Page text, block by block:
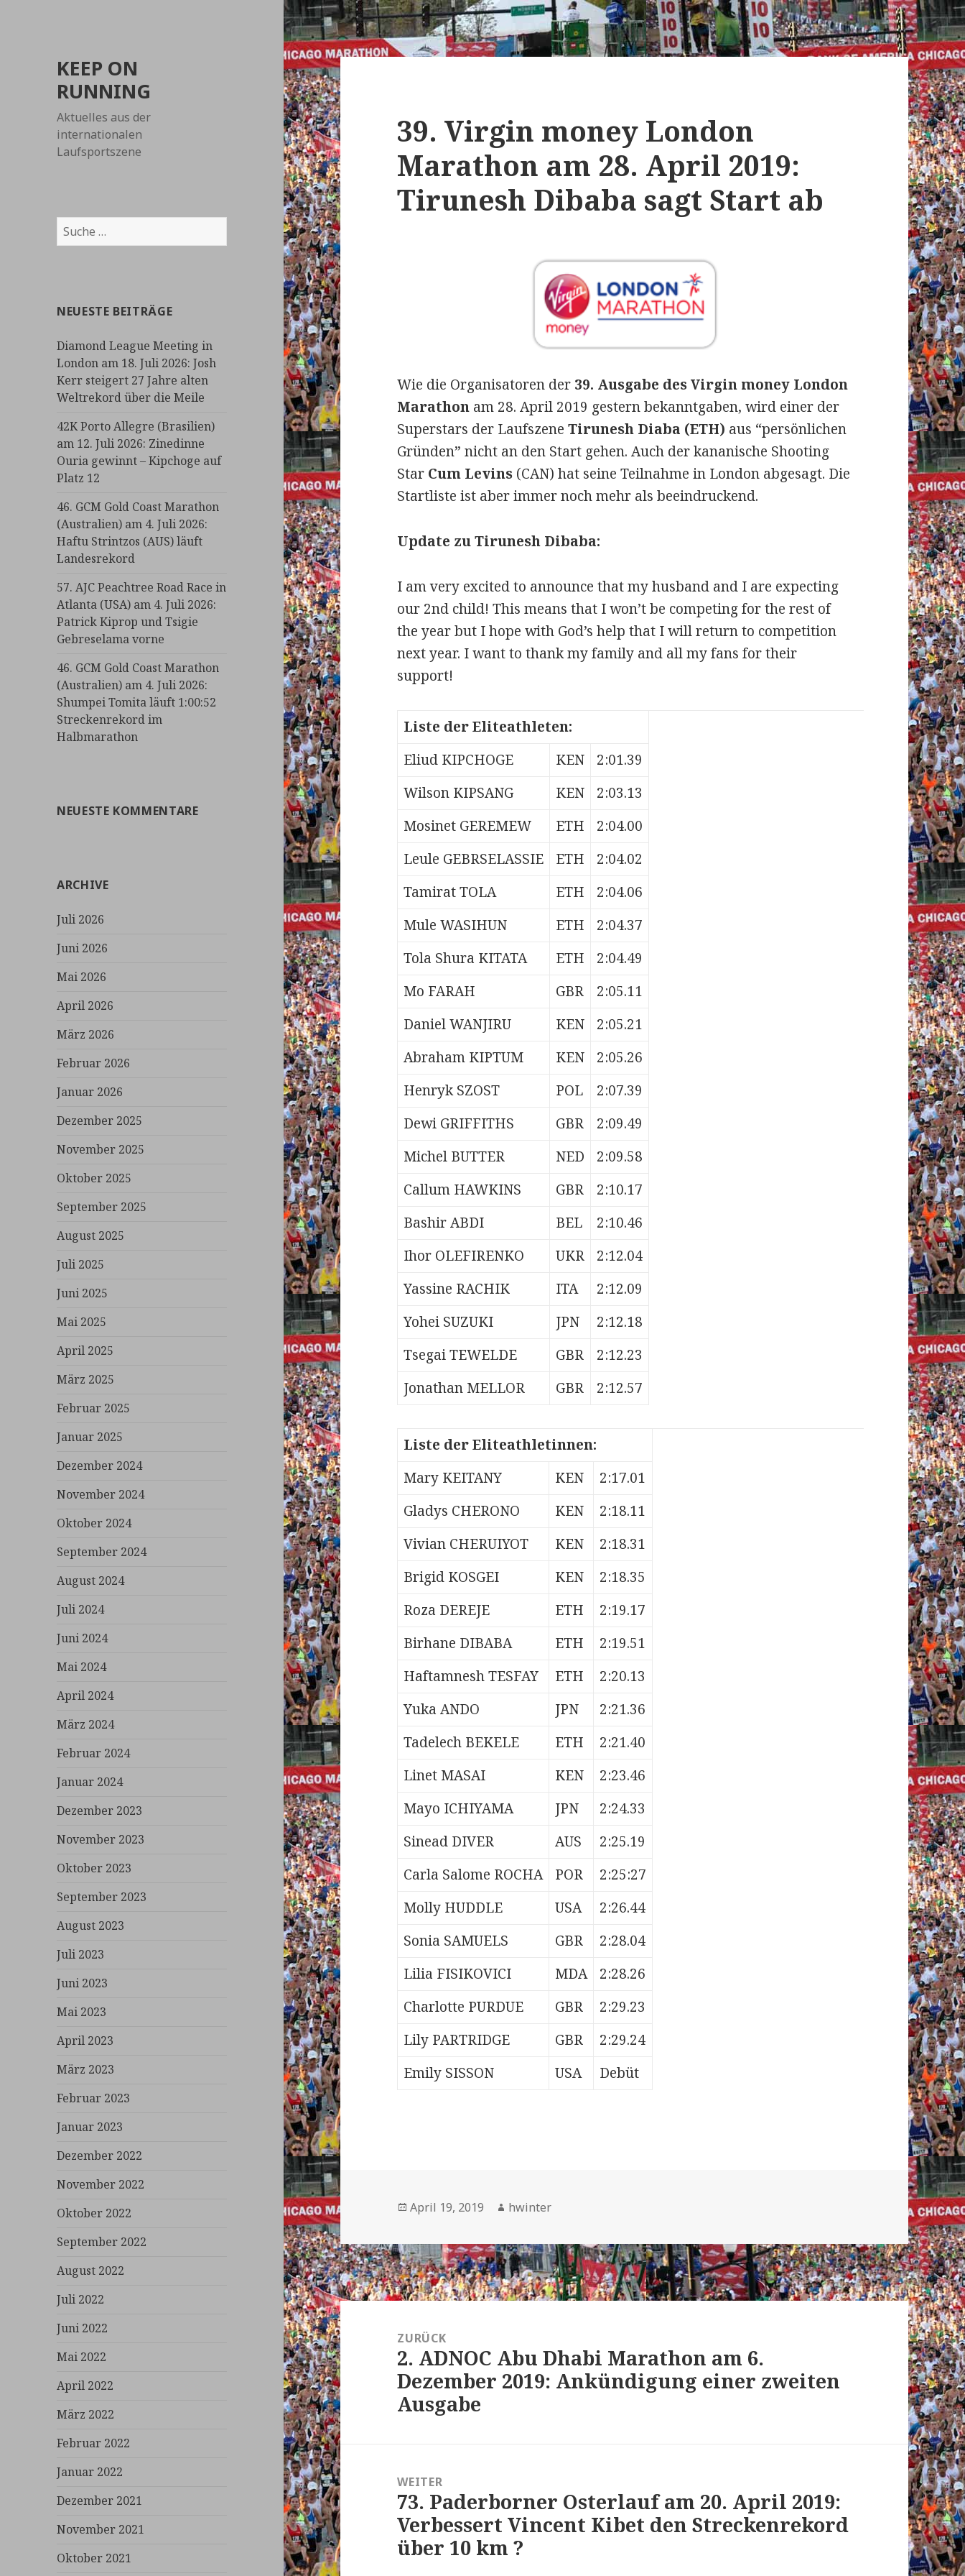
KEEP ON
RUNNING
Aktuelles aus der
internationalen
Laufsportszene
Suche
nach:
NEUESTE BEITRÄGE
Diamond League Meeting in
London am 18. Juli 2026: Josh
Kerr steigert 27 Jahre alten
Weltrekord über die Meile
42K Porto Allegre (Brasilien)
am 12. Juli 2026: Zinedinne
Ouria gewinnt – Kipchoge auf
Platz 12
46. GCM Gold Coast Marathon
(Australien) am 4. Juli 2026:
Haftu Strintzos (AUS) läuft
Landesrekord
57. AJC Peachtree Road Race in
Atlanta (USA) am 4. Juli 2026:
Patrick Kiprop und Tsigie
Gebreselama vorne
46. GCM Gold Coast Marathon
(Australien) am 4. Juli 2026:
Shumpei Tomita läuft 1:00:52
Streckenrekord im
Halbmarathon
NEUESTE KOMMENTARE
ARCHIVE
Juli 2026
Juni 2026
Mai 2026
April 2026
März 2026
Februar 2026
Januar 2026
Dezember 2025
November 2025
Oktober 2025
September 2025
August 2025
Juli 2025
Juni 2025
Mai 2025
April 2025
März 2025
Februar 2025
Januar 2025
Dezember 2024
November 2024
Oktober 2024
September 2024
August 2024
Juli 2024
Juni 2024
Mai 2024
April 2024
März 2024
Februar 2024
Januar 2024
Dezember 2023
November 2023
Oktober 2023
September 2023
August 2023
Juli 2023
Juni 2023
Mai 2023
April 2023
März 2023
Februar 2023
Januar 2023
Dezember 2022
November 2022
Oktober 2022
September 2022
August 2022
Juli 2022
Juni 2022
Mai 2022
April 2022
März 2022
Februar 2022
Januar 2022
Dezember 2021
November 2021
Oktober 2021
39. Virgin money London
Marathon am 28. April 2019:
Tirunesh Dibaba sagt Start ab
Wie die Organisatoren der 39. Ausgabe des Virgin money London
Marathon am 28. April 2019 gestern bekanntgaben, wird einer der
Superstars der Laufszene Tirunesh Diaba (ETH) aus “persönlichen
Gründen” nicht an den Start gehen. Auch der kananische Shooting
Star Cum Levins (CAN) hat seine Teilnahme in London abgesagt. Die
Startliste ist aber immer noch mehr als beeindruckend.
Update zu Tirunesh Dibaba:
I am very excited to announce that my husband and I are expecting
our 2nd child! This means that I won’t be competing for the rest of
the year but I hope with God’s help that I will return to competition
next year. I want to thank my family and all my fans for their
support!
Liste der Eliteathleten:
Eliud KIPCHOGE
KEN
2:01.39
Wilson KIPSANG
KEN
2:03.13
Mosinet GEREMEW
ETH
2:04.00
Leule GEBRSELASSIE
ETH
2:04.02
Tamirat TOLA
ETH
2:04.06
Mule WASIHUN
ETH
2:04.37
Tola Shura KITATA
ETH
2:04.49
Mo FARAH
GBR
2:05.11
Daniel WANJIRU
KEN
2:05.21
Abraham KIPTUM
KEN
2:05.26
Henryk SZOST
POL
2:07.39
Dewi GRIFFITHS
GBR
2:09.49
Michel BUTTER
NED
2:09.58
Callum HAWKINS
GBR
2:10.17
Bashir ABDI
BEL
2:10.46
Ihor OLEFIRENKO
UKR
2:12.04
Yassine RACHIK
ITA
2:12.09
Yohei SUZUKI
JPN
2:12.18
Tsegai TEWELDE
GBR
2:12.23
Jonathan MELLOR
GBR 2:12.57
Liste der Eliteathletinnen:
Mary KEITANY
KEN
2:17.01
Gladys CHERONO
KEN
2:18.11
Vivian CHERUIYOT
KEN
2:18.31
Brigid KOSGEI
KEN
2:18.35
Roza DEREJE
ETH
2:19.17
Birhane DIBABA
ETH
2:19.51
Haftamnesh TESFAY
ETH
2:20.13
Yuka ANDO
JPN
2:21.36
Tadelech BEKELE
ETH
2:21.40
Linet MASAI
KEN
2:23.46
Mayo ICHIYAMA
JPN
2:24.33
Sinead DIVER
AUS
2:25.19
Carla Salome ROCHA
POR
2:25:27
Molly HUDDLE
USA
2:26.44
Sonia SAMUELS
GBR
2:28.04
Lilia FISIKOVICI
MDA
2:28.26
Charlotte PURDUE
GBR
2:29.23
Lily PARTRIDGE
GBR
2:29.24
Emily SISSON
USA Debüt
Veröffentlicht
April 19, 2019 Autor
hwinter
Beitrags-
NavigationZURÜCK
Vorheriger
Beitrag:
2. ADNOC Abu Dhabi Marathon am 6.
Dezember 2019: Ankündigung einer zweiten
Ausgabe
WEITER
Nächster
Beitrag:
73. Paderborner Osterlauf am 20. April 2019:
Verbessert Vincent Kibet den Streckenrekord
über 10 km ?